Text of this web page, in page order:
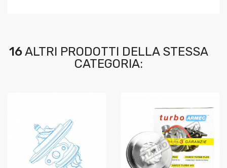
16ALTRI PRODOTTI DELLA STESSA
CATEGORIA: